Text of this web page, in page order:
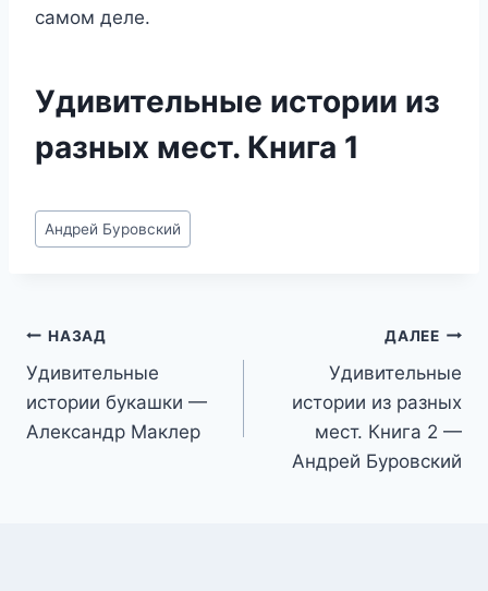
самом деле.
Удивительные истории из
разных мест. Книга 1
Метки
записи:
Андрей Буровский
Навигация
по
записям
НАЗАД
Удивительные
истории букашки —
Александр Маклер
ДАЛЕЕ
Удивительные
истории из разных
мест. Книга 2 —
Андрей Буровский